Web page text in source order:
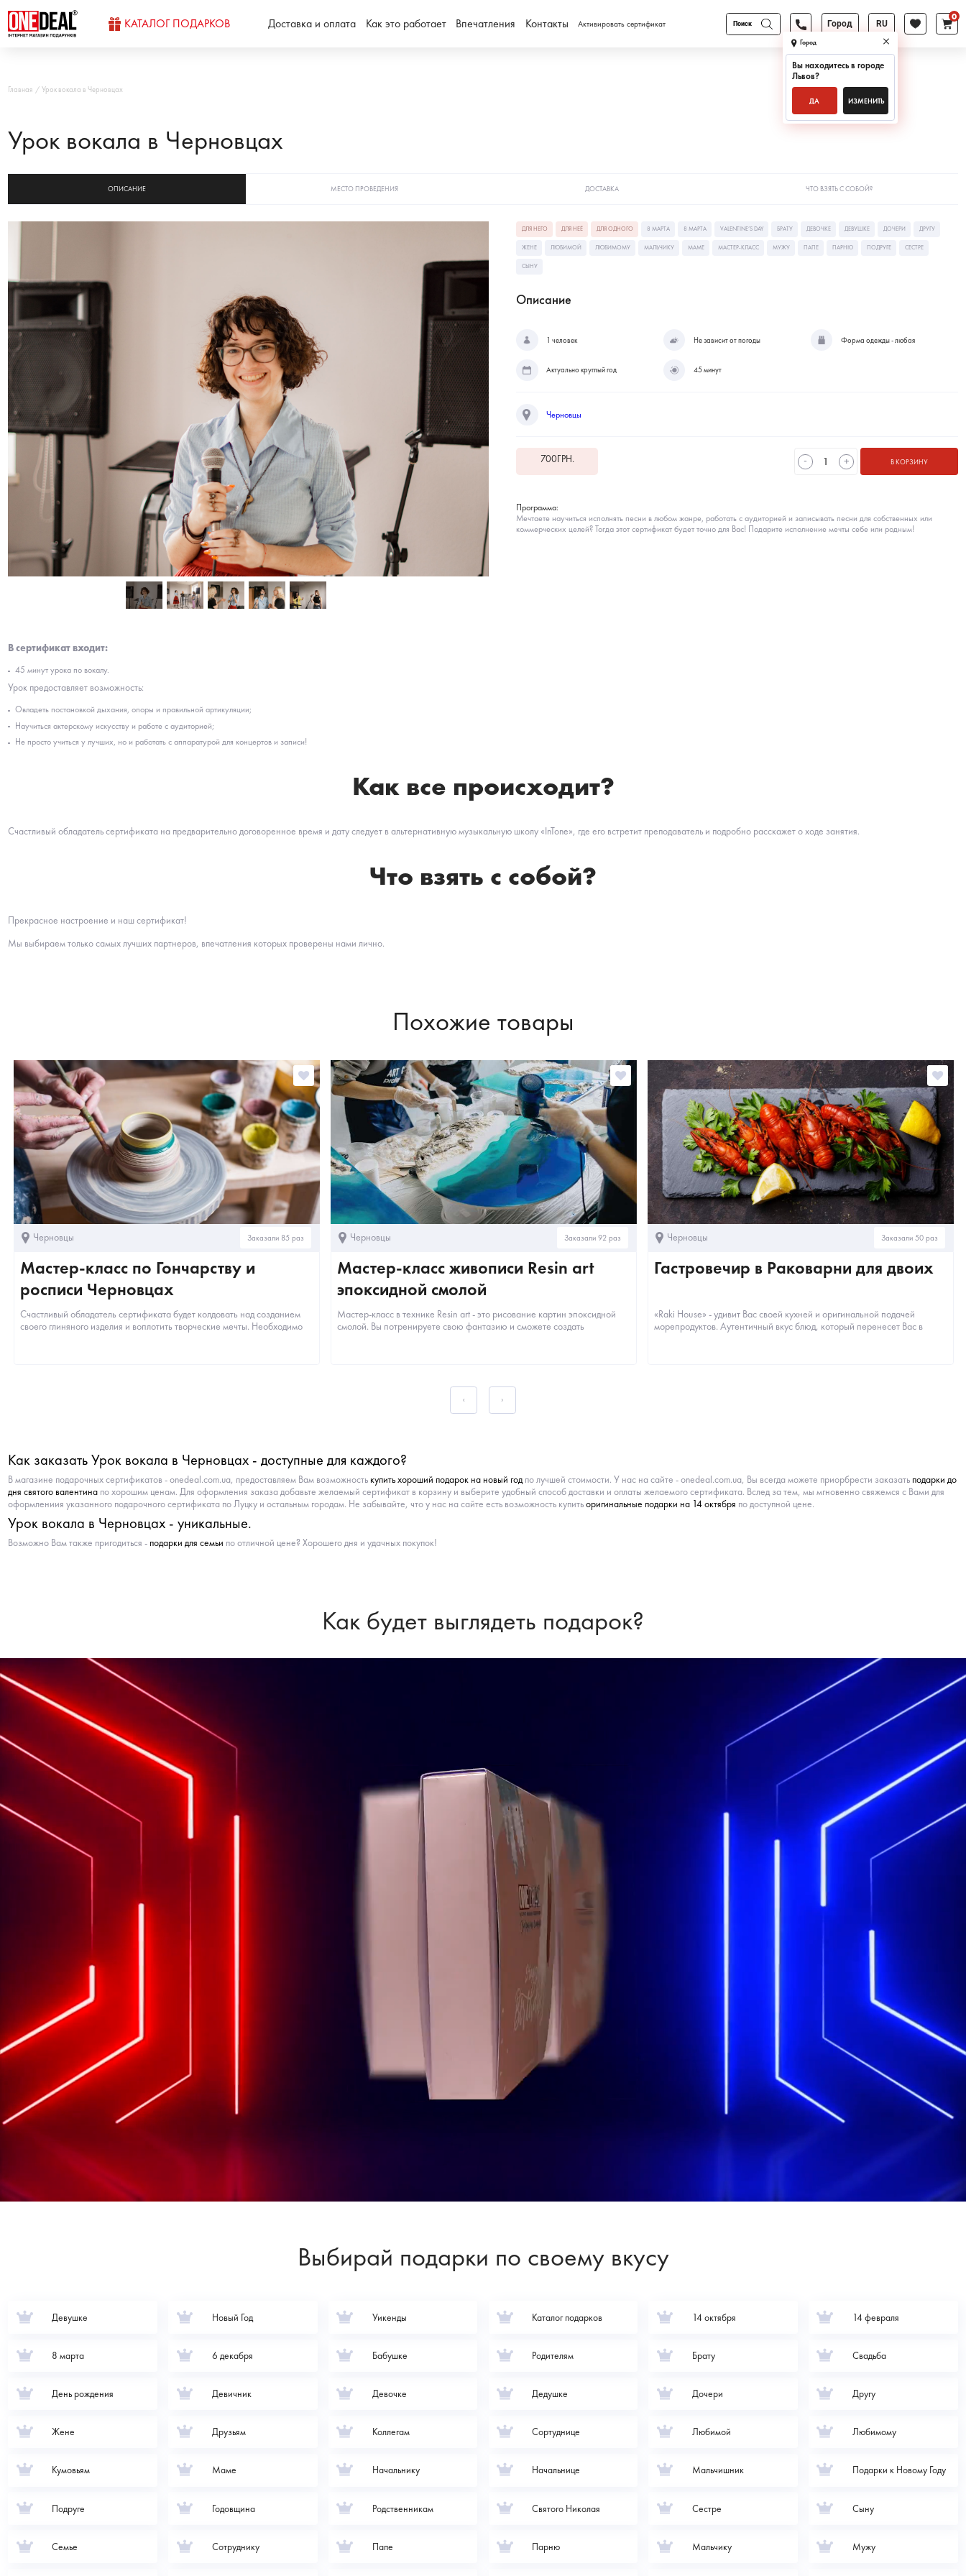
КАТАЛОГ ПОДАРКОВ Доставка и оплата Как это работает Впечатления Контакты Активировать сертификат
Поиск
товаров
Город
Город
Вы находитесь в городе
Львов?
ДА ИЗМЕНИТЬ
RU
0
Главная Урок вокала в Черновцах
Урок вокала в Черновцах
ОПИСАНИЕ МЕСТО ПРОВЕДЕНИЯ ДОСТАВКА ЧТО ВЗЯТЬ С СОБОЙ?
ДЛЯ НЕГО ДЛЯ НЕЁ ДЛЯ ОДНОГО 8 МАРТА 8 МАРТА VALENTINE’S DAY БРАТУ ДЕВОЧКЕ ДЕВУШКЕ ДОЧЕРИ ДРУГУ
ЖЕНЕ ЛЮБИМОЙ ЛЮБИМОМУ МАЛЬЧИКУ МАМЕ МАСТЕР-КЛАСС МУЖУ ПАПЕ ПАРНЮ ПОДРУГЕ СЕСТРЕ
СЫНУ
Описание
1 человек Не зависит от погоды Форма одежды - любая
Актуально круглый год 45 минут
Черновцы
700ГРН. - + В КОРЗИНУ
Программа:
Мечтаете научиться исполнять песни в любом жанре, работать с аудиторией и записывать песни для собственных или
коммерческих целей? Тогда этот сертификат будет точно для Вас! Подарите исполнение мечты себе или родным!
В сертификат входит:
45 минут урока по вокалу.
Урок предоставляет возможность:
Овладеть постановкой дыхания, опоры и правильной артикуляции;
Научиться актерскому искусству и работе с аудиторией;
Не просто учиться у лучших, но и работать с аппаратурой для концертов и записи!
Как все происходит?
Счастливый обладатель сертификата на предварительно договоренное время и дату следует в альтернативную музыкальную школу «InTone», где его встретит преподаватель и подробно расскажет о ходе занятия.
Что взять с собой?
Прекрасное настроение и наш сертификат!
Мы выбираем только самых лучших партнеров, впечатления которых проверены нами лично.
Похожие товары
Черновцы Заказали 85 раз
Мастер-класс по Гончарству и
росписи Черновцах
Счастливый обладатель сертификата будет колдовать над созданием
своего глиняного изделия и воплотить творческие мечты. Необходимо
Черновцы Заказали 92 раз
Мастер-класс живописи Resin art
эпоксидной смолой
Мастер-класс в технике Resin art - это рисование картин эпоксидной
смолой. Вы потренируете свою фантазию и сможете создать
Черновцы Заказали 50 раз
Гастровечир в Раковарни для двоих
«Raki House» - удивит Вас своей кухней и оригинальной подачей
морепродуктов. Аутентичный вкус блюд, который перенесет Вас в
Как заказать Урок вокала в Черновцах - доступные для каждого?
В магазине подарочных сертификатов - onedeal.com.ua, предоставляем Вам возможность купить хороший подарок на новый годпо лучшей стоимости. У нас на сайте - onedeal.com.ua, Вы всегда можете приорбрести заказать подарки до
дня святого валентина по хорошим ценам. Для оформления заказа добавьте желаемый сертификат в корзину и выберите удобный способ доставки и оплаты желаемого сертификата. Вслед за тем, мы мгновенно свяжемся с Вами для
оформлениия указанного подарочного сертификата по Луцку и остальным городам. Не забывайте, что у нас на сайте есть возможность купитьоригинальные подарки на 14 октября по доступной цене.
Урок вокала в Черновцах - уникальные.
Возможно Вам также пригодиться - подарки для семьи по отличной цене? Хорошего дня и удачных покупок!
Как будет выглядеть подарок?
Выбирай подарки по своему вкусу
Девушке Новый Год Уикенды Каталог подарков 14 октября 14 февраля
8 марта 6 декабря Бабушке Родителям Брату Свадьба
День рождения Девичник Девочке Дедушке Дочери Другу
Жене Друзьям Коллегам Сортуднице Любимой Любимому
Кумовьям Маме Начальнику Начальнице Мальчишник Подарки к Новому Году
Подруге Годовщина Родственникам Святого Николая Сестре Сыну
Семье Сотруднику Папе Парню Мальчику Мужу